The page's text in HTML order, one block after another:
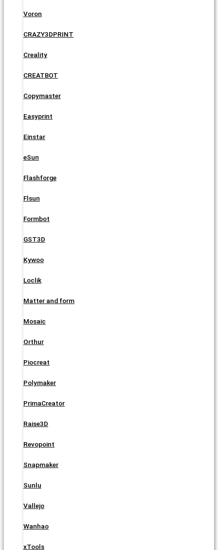
Voron
CRAZY3DPRINT
Creality
CREATBOT
Copymaster
Easyprint
Einstar
eSun
Flashforge
Flsun
Formbot
GST3D
Kywoo
Loclik
Matter and form
Mosaic
Orthur
Piocreat
Polymaker
PrimaCreator
Raise3D
Revopoint
Snapmaker
Sunlu
Vallejo
Wanhao
xTools